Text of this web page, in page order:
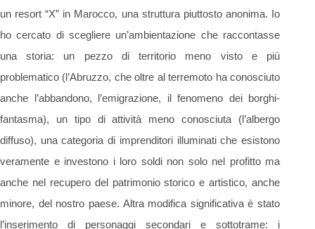
un resort “X” in Marocco, una struttura piuttosto anonima. Io
ho cercato di scegliere un’ambientazione che raccontasse
una storia: un pezzo di territorio meno visto e più
problematico (l’Abruzzo, che oltre al terremoto ha conosciuto
anche l’abbandono, l’emigrazione, il fenomeno dei borghi-
fantasma), un tipo di attività meno conosciuta (l’albergo
diffuso), una categoria di imprenditori illuminati che esistono
veramente e investono i loro soldi non solo nel profitto ma
anche nel recupero del patrimonio storico e artistico, anche
minore, del nostro paese. Altra modifica significativa è stato
l’inserimento di personaggi secondari e sottotrame: i